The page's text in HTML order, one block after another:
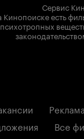
Сервис
Кинопоиске есть
психотропных
Реклама
Все